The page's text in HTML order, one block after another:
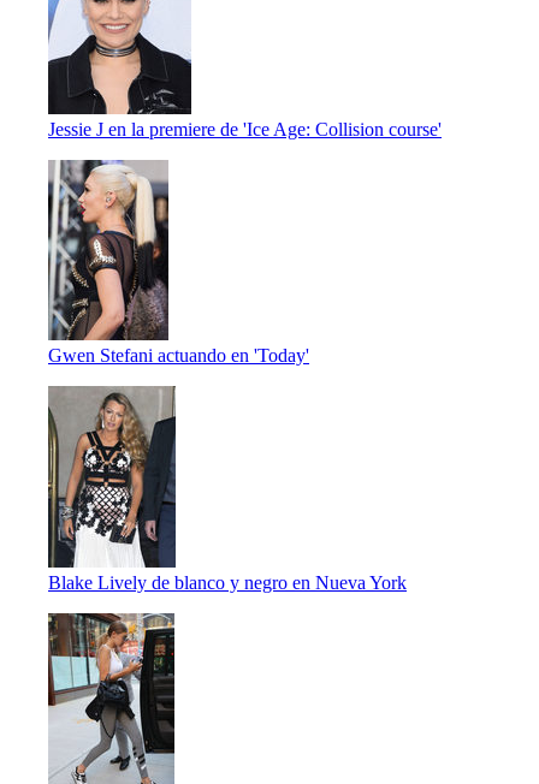
Jessie J en la premiere de 'Ice Age: Collision course'
Gwen Stefani actuando en 'Today'
Blake Lively de blanco y negro en Nueva York